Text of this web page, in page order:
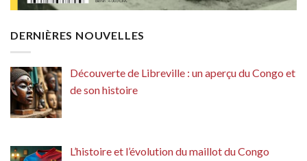
DERNIÈRES NOUVELLES
Découverte de Libreville : un aperçu du Congo et
de son histoire
L’histoire et l’évolution du maillot du Congo